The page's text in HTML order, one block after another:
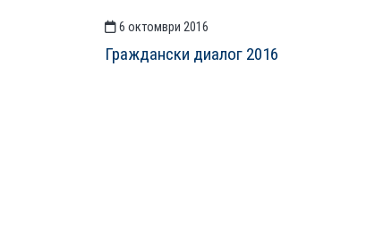
6 октомври 2016
Граждански диалог 2016